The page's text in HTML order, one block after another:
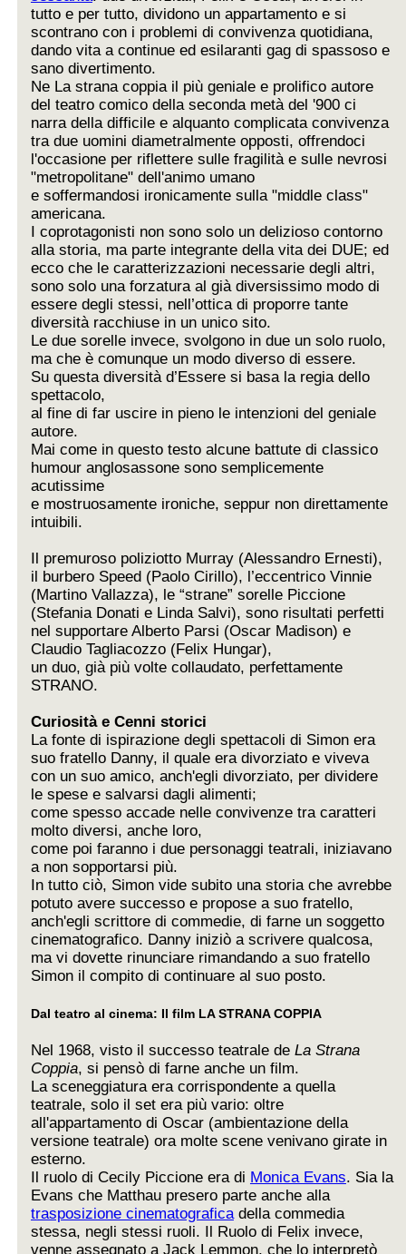
tutto e per tutto, dividono un appartamento e si
scontrano con i problemi di convivenza quotidiana,
dando vita a continue ed esilaranti gag di spassoso e
sano divertimento.
Ne La strana coppia il più geniale e prolifico autore
del teatro comico della seconda metà del '900 ci
narra della difficile e alquanto complicata convivenza
tra due uomini diametralmente opposti, offrendoci
l'occasione per riflettere sulle fragilità e sulle nevrosi
"metropolitane" dell'animo umano
e soffermandosi ironicamente sulla "middle class"
americana.
I coprotagonisti non sono solo un delizioso contorno
alla storia, ma parte integrante della vita dei DUE; ed
ecco che le caratterizzazioni necessarie degli altri,
sono solo una forzatura al già diversissimo modo di
essere degli stessi, nell’ottica di proporre tante
diversità racchiuse in un unico sito.
Le due sorelle invece, svolgono in due un solo ruolo,
ma che è comunque un modo diverso di essere.
Su questa diversità d’Essere si basa la regia dello
spettacolo,
al fine di far uscire in pieno le intenzioni del geniale
autore.
Mai come in questo testo alcune battute di classico
humour anglosassone sono semplicemente
acutissime
e mostruosamente ironiche, seppur non direttamente
intuibili.
Il premuroso poliziotto Murray (Alessandro Ernesti),
il burbero Speed (Paolo Cirillo), l’eccentrico Vinnie
(Martino Vallazza), le “strane” sorelle Piccione
(Stefania Donati e Linda Salvi), sono risultati perfetti
nel supportare Alberto Parsi (Oscar Madison) e
Claudio Tagliacozzo (Felix Hungar),
un duo, già più volte collaudato, perfettamente
STRANO.
Curiosità e Cenni storici
La fonte di ispirazione degli spettacoli di Simon era
suo fratello Danny, il quale era divorziato e viveva
con un suo amico, anch'egli divorziato, per dividere
le spese e salvarsi dagli alimenti;
come spesso accade nelle convivenze tra caratteri
molto diversi, anche loro,
come poi faranno i due personaggi teatrali, iniziavano
a non sopportarsi più.
In tutto ciò, Simon vide subito una storia che avrebbe
potuto avere successo e propose a suo fratello,
anch'egli scrittore di commedie, di farne un soggetto
cinematografico. Danny iniziò a scrivere qualcosa,
ma vi dovette rinunciare rimandando a suo fratello
Simon il compito di continuare al suo posto.
Dal teatro al cinema: Il film LA STRANA COPPIA
Nel 1968, visto il successo teatrale de La Strana
Coppia, si pensò di farne anche un film.
La sceneggiatura era corrispondente a quella
teatrale, solo il set era più vario: oltre
all'appartamento di Oscar (ambientazione della
versione teatrale) ora molte scene venivano girate in
esterno.
Il ruolo di Cecily Piccione era di Monica Evans. Sia la
Evans che Matthau presero parte anche alla
trasposizione cinematograficadella commedia
stessa, negli stessi ruoli. Il Ruolo di Felix invece,
venne assegnato a Jack Lemmon, che lo interpretò